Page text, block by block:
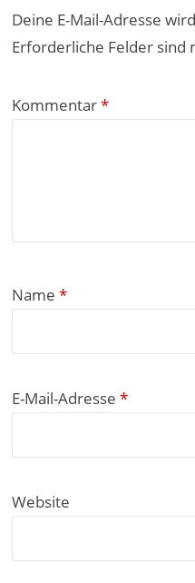
Deine E-Mail-Adresse
Erforderliche Felder sind
Kommentar*
Name*
E-Mail-Adresse*
Website